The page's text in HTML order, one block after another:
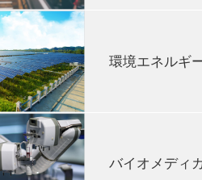
拡大によって、コンビニエン
、安全柵なし※で人と並んで
においても当社のロボット技
プの（株）ＦＡＭＳでは、葉
全柵なしのシステム構築が可
じめ、大型空調やエスカレー
が使われています。インバー
なると同時に、省エネにも大き
処理プラント、大型クレーン
たシステムエンジニアリング
支えています。
環境エネルギ
で脱炭素社会の実現が喫緊の
だけではなく、省エネを飛躍的
備やエレベーターやエスカレ
バイオメディ